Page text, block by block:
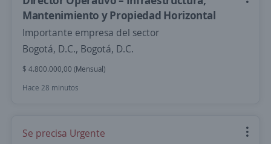
Mantenimiento y Propiedad Horizontal
Importante empresa del sector
Bogotá, D.C., Bogotá, D.C.
$ 4.800.000,00 (Mensual)
Hace 28 minutos
Se precisa Urgente